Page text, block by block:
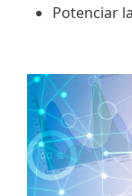
Potenciar